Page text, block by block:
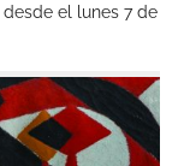
el lunes 7 de